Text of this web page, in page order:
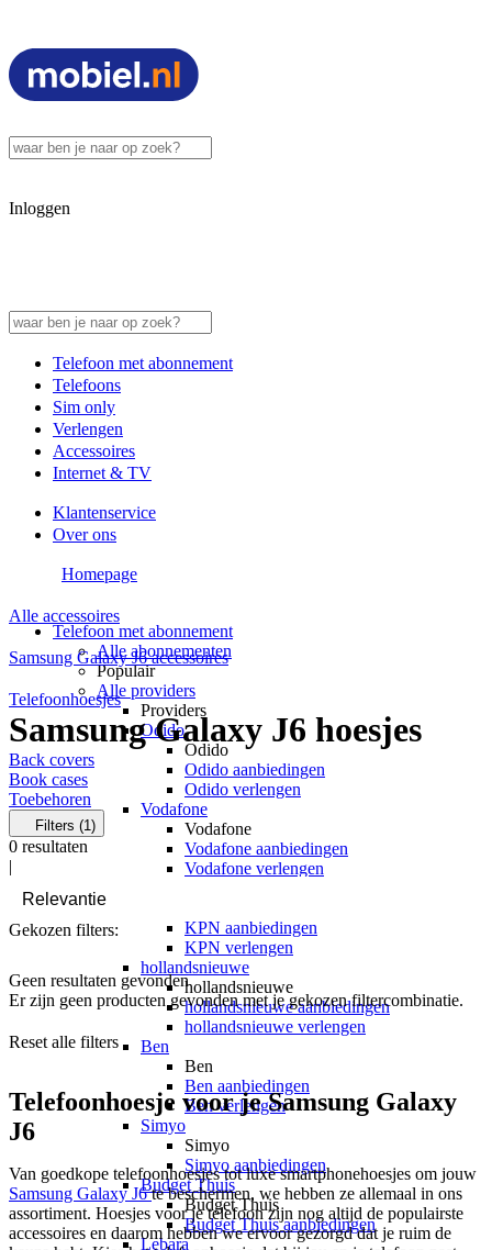
Inloggen
Telefoon met abonnement
Telefoons
Sim only
Verlengen
Accessoires
Internet & TV
Klantenservice
Over ons
Telefoon met abonnement
Alle abonnementen
Populair
Alle providers
Providers
Odido
Odido
Odido aanbiedingen
Odido verlengen
Vodafone
Vodafone
Vodafone aanbiedingen
Vodafone verlengen
KPN aanbiedingen
KPN verlengen
hollandsnieuwe
hollandsnieuwe
hollandsnieuwe aanbiedingen
hollandsnieuwe verlengen
Ben
Ben
Ben aanbiedingen
Ben verlengen
Simyo
Simyo
Simyo aanbiedingen
Budget Thuis
Budget Thuis
Budget Thuis aanbiedingen
Lebara
Homepage
Alle accessoires
Samsung Galaxy J6 accessoires
Telefoonhoesjes
Samsung Galaxy J6 hoesjes
Back covers
Book cases
Toebehoren
Filters (1)
0 resultaten
|
Gekozen filters:
Geen resultaten gevonden
Er zijn geen producten gevonden met je gekozen filtercombinatie.
Reset alle filters
Telefoonhoesje voor je Samsung Galaxy
J6
Samsung Galaxy J6 te beschermen, we hebben ze allemaal in ons
assortiment. Hoesjes voor je telefoon zijn nog altijd de populairste
accessoires en daarom hebben we ervoor gezorgd dat je ruim de